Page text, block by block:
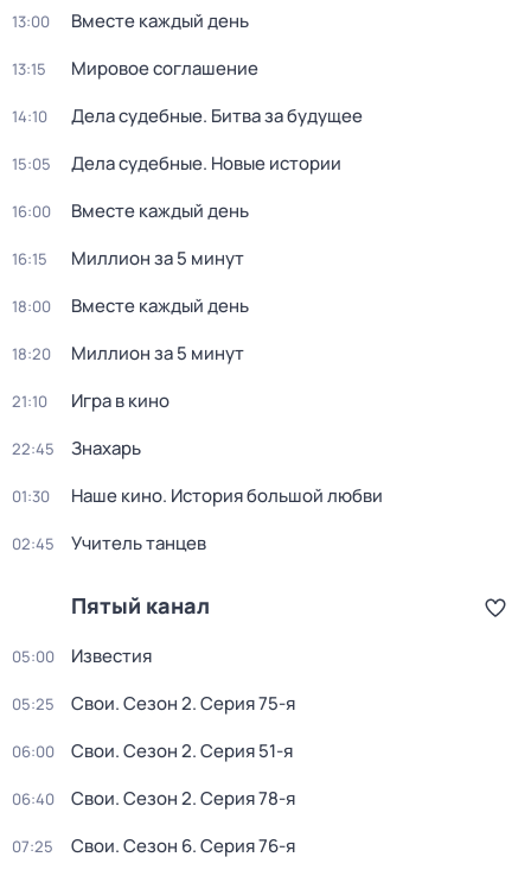
13:00 Вместе каждый день
13:15 Мировое соглашение
14:10 Дела судебные. Битва за будущее
15:05 Дела судебные. Новые истории
16:00 Вместе каждый день
16:15 Миллион за 5 минут
18:00 Вместе каждый день
18:20 Миллион за 5 минут
21:10 Игрa в кинo
22:45 Знахарь
01:30 Наше кино. История большой любви
02:45 Учитель танцев
Пятый канал
05:00 Известия
05:25 Свои. Сезон 2. Серия 75-я
06:00 Свои. Сезон 2. Серия 51-я
06:40 Свои. Сезон 2. Серия 78-я
07:25 Свои. Сезон 6. Серия 76-я